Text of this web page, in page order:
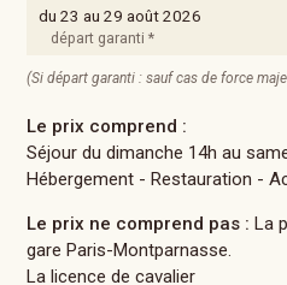
du 23 au 29 août 2026
départ garanti *
(Si départ garanti : sauf cas de force
Le prix comprend :
Séjour du dimanche 14h au
Hébergement - Restauration -
Le prix ne comprend pas : La
gare Paris-Montparnasse.
La licence de cavalier